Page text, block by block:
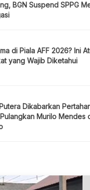
BGN Suspend SPPG
di Piala AFF 2026? Ini
yang Wajib Diketahui
Dikabarkan
Murilo Mendes